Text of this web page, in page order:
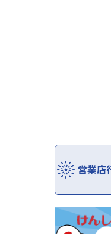
営業店